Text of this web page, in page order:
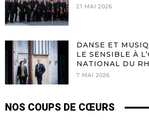
21 MAI 2026
DANSE ET
LE SENSIBLE À
NATIONAL DU
7 MAI 2026
NOS COUPS DE CŒURS